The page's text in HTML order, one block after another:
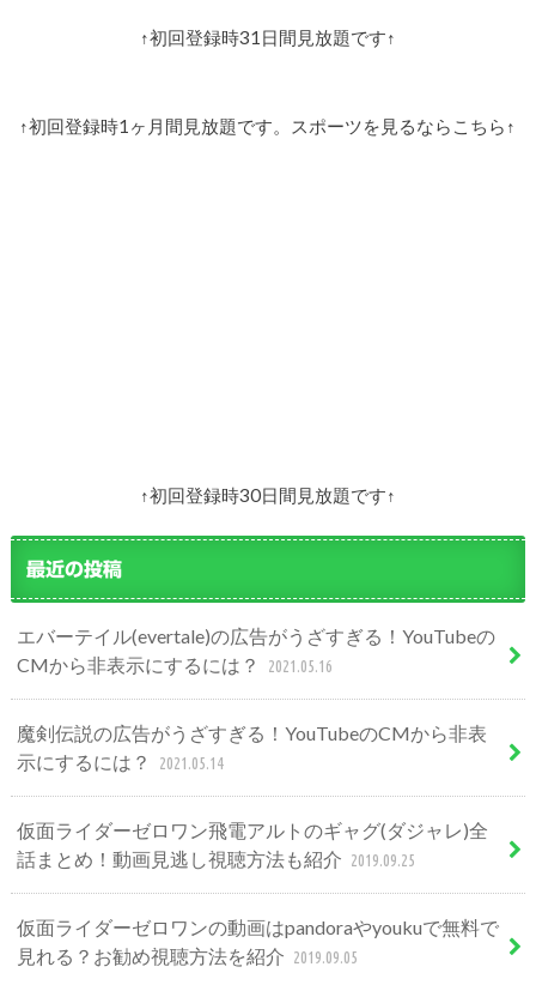
↑初回登録時31日間見放題です↑
↑初回登録時1ヶ月間見放題です。スポーツを見るならこちら↑
↑初回登録時30日間見放題です↑
最近の投稿
エバーテイル(evertale)の広告がうざすぎる！YouTubeの
CMから非表示にするには？
2021.05.16
魔剣伝説の広告がうざすぎる！YouTubeのCMから非表
示にするには？
2021.05.14
仮面ライダーゼロワン飛電アルトのギャグ(ダジャレ)全
話まとめ！動画見逃し視聴方法も紹介 2019.09.25
仮面ライダーゼロワンの動画はpandoraやyoukuで無料で
見れる？お勧め視聴方法を紹介 2019.09.05